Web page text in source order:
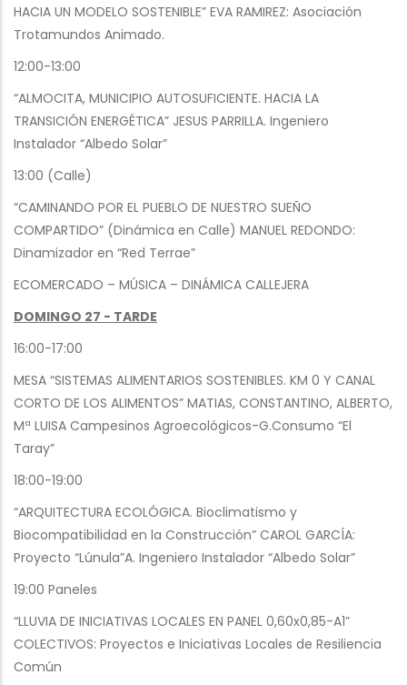
HACIA UN MODELO SOSTENIBLE” EVA RAMIREZ: Asociación
Trotamundos Animado.
12:00-13:00
“ALMOCITA, MUNICIPIO AUTOSUFICIENTE. HACIA LA
TRANSICIÓN ENERGÉTICA” JESUS PARRILLA. Ingeniero
Instalador “Albedo Solar”
13:00 (Calle)
“CAMINANDO POR EL PUEBLO DE NUESTRO SUEÑO
COMPARTIDO” (Dinámica en Calle) MANUEL REDONDO:
Dinamizador en “Red Terrae”
ECOMERCADO – MÚSICA – DINÁMICA CALLEJERA
DOMINGO 27 - TARDE
16:00-17:00
MESA “SISTEMAS ALIMENTARIOS SOSTENIBLES. KM 0 Y CANAL
CORTO DE LOS ALIMENTOS” MATIAS, CONSTANTINO, ALBERTO,
Mª LUISA Campesinos Agroecológicos-G.Consumo “El
Taray”
18:00-19:00
“ARQUITECTURA ECOLÓGICA. Bioclimatismo y
Biocompatibilidad en la Construcción” CAROL GARCÍA:
Proyecto “Lúnula”A. Ingeniero Instalador “Albedo Solar”
19:00 Paneles
“LLUVIA DE INICIATIVAS LOCALES EN PANEL 0,60x0,85-A1”
COLECTIVOS: Proyectos e Iniciativas Locales de Resiliencia
Común